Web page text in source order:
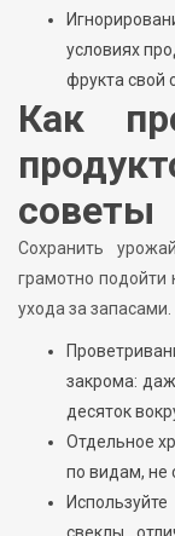
условиях
фрукта свой
Как
советы
Сохранить
грамотно подойти
ухода за запасами.
закрома:
десяток
Отдельное
по видам, не